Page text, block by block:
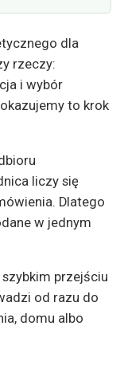
dla
rzeczy:
i wybór
to krok
liczy się
Dlatego
w jednym
przejściu
od razu do
domu albo